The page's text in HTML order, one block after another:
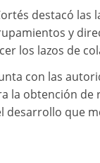
destacó las
y
los lazos de
con las
la obtención
desarrollo que